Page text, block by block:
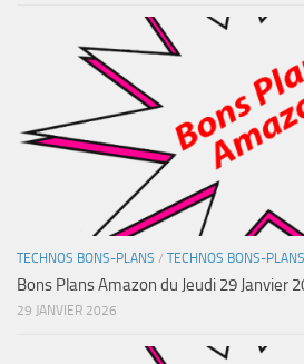
TECHNOS BONS-PLANS / TECHNOS BONS-
Bons Plans Amazon du Jeudi 29 Janvier
29 JANVIER 2026